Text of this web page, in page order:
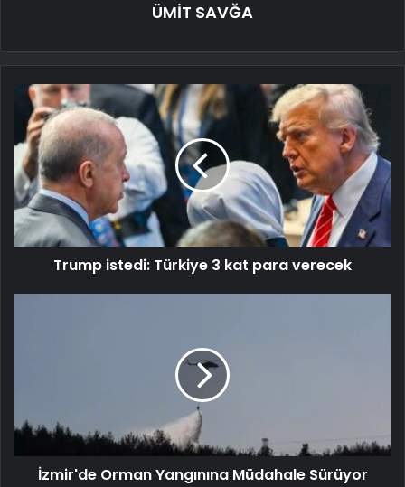
ÜMİT SAVĞA
Trump istedi: Türkiye 3 kat para verecek
İzmir'de Orman Yangınına Müdahale Sürüyor